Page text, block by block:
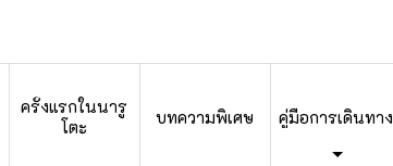
ครั้งแรกในนารู
โตะ
บทความพิเศษ คู่มือการเดินทาง